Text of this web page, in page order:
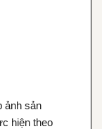
ảnh sản
hiện theo